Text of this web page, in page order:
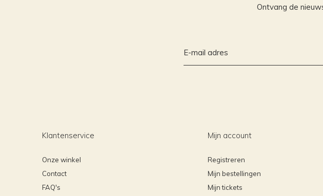
Ontvang de
Klantenservice
Onze winkel
Contact
FAQ's
Mijn account
Registreren
Mijn bestellingen
Mijn tickets